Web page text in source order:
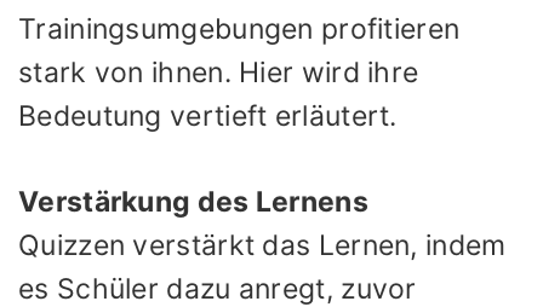
Trainingsumgebungen profitieren
stark von ihnen. Hier wird ihre
Bedeutung vertieft erläutert.
Verstärkung des Lernens
Quizzen verstärkt das Lernen, indem
es Schüler dazu anregt, zuvor